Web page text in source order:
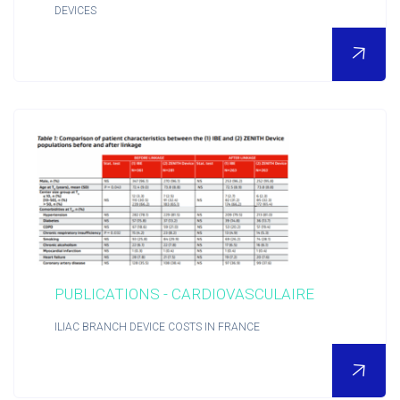
DEVICES
PUBLICATIONS - CARDIOVASCULAIRE
ILIAC BRANCH DEVICE COSTS IN FRANCE